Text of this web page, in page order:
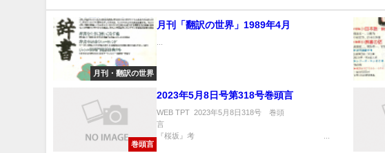
月刊・翻訳の世界
月刊「翻訳の世界」1989年4月
巻頭言
2023年5月8日号第318号巻頭言
WEB TPT 2023年5月8日318号 巻頭
言
『桜坂』考 ...